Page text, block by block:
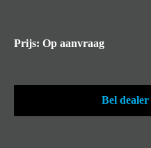
Prijs: Op aanvraag
Bel dealer